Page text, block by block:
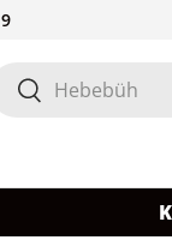
Suchen
Suchen